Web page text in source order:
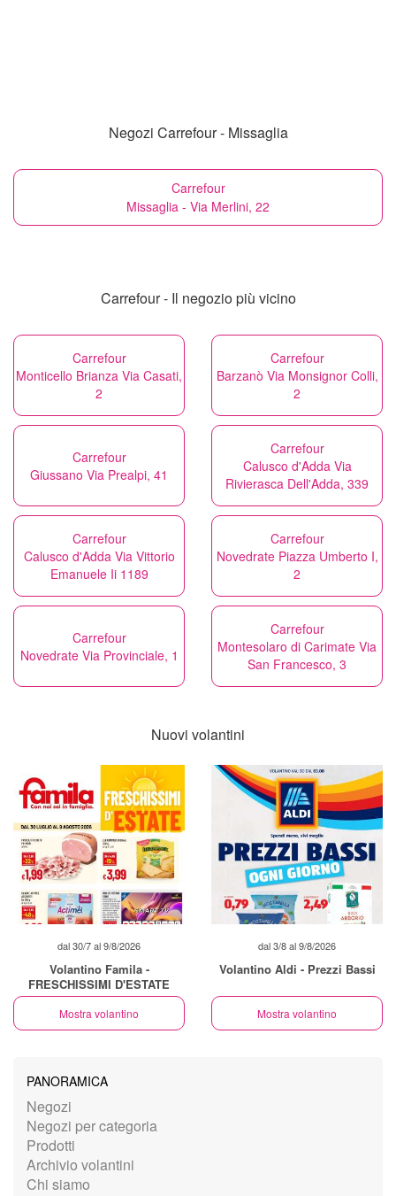
Negozi Carrefour - Missaglia
Carrefour
Missaglia - Via Merlini, 22
Carrefour - Il negozio più vicino
Carrefour
Monticello Brianza Via Casati,
2
Carrefour
Barzanò Via Monsignor Colli,
2
Carrefour
Giussano Via Prealpi, 41
Carrefour
Calusco d'Adda Via
Rivierasca Dell'Adda, 339
Carrefour
Calusco d'Adda Via Vittorio
Emanuele Ii 1189
Carrefour
Novedrate Piazza Umberto I,
2
Carrefour
Novedrate Via Provinciale, 1
Carrefour
Montesolaro di Carimate Via
San Francesco, 3
Nuovi volantini
dal 30/7 al 9/8/2026
Volantino Famila -
FRESCHISSIMI D'ESTATE
Mostra volantino
dal 3/8 al 9/8/2026
Volantino Aldi - Prezzi Bassi
Mostra volantino
PANORAMICA
Negozi
Negozi per categoria
Prodotti
Archivio volantini
Chi siamo